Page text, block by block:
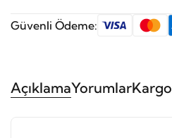
Güvenli Ödeme:
AçıklamaYorumlarKargo